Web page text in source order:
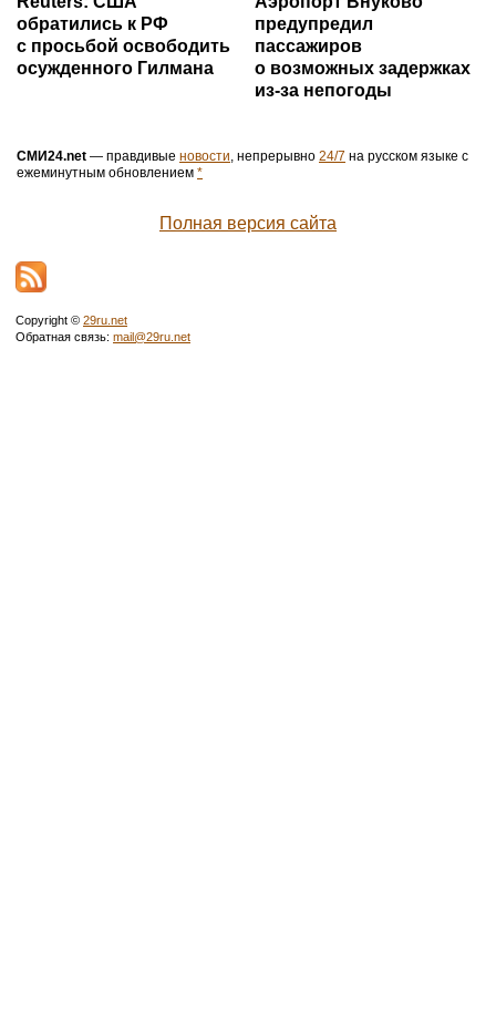
обратились к РФ
с просьбой освободить
осужденного Гилмана
предупредил
пассажиров
о возможных задержках
из-за непогоды
СМИ24.net — правдивые новости, непрерывно 24/7 на русском языке с
ежеминутным обновлением *
Полная версия сайта
Copyright © 29ru.net
Обратная связь: mail@29ru.net